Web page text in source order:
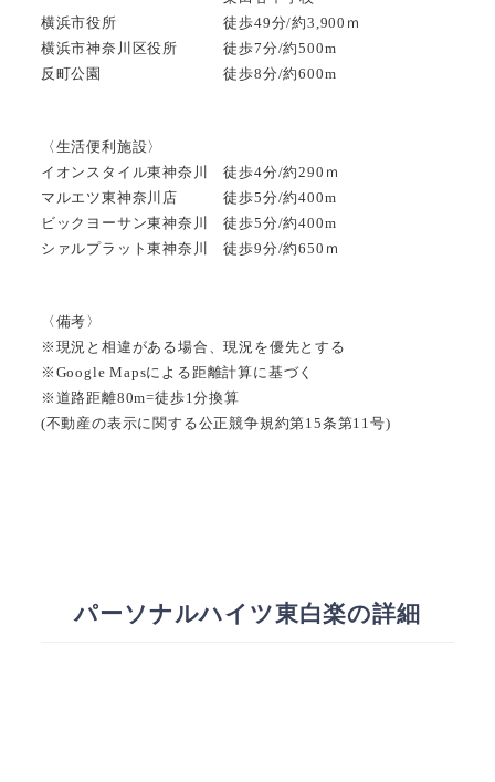
横浜市役所 徒歩49分/約3,900ｍ
横浜市神奈川区役所 徒歩7分/約500m
反町公園 徒歩8分/約600m
〈生活便利施設〉
イオンスタイル東神奈川 徒歩4分/約290ｍ
マルエツ東神奈川店 徒歩5分/約400m
ビックヨーサン東神奈川 徒歩5分/約400m
シァルプラット東神奈川 徒歩9分/約650ｍ
〈備考〉
※現況と相違がある場合、現況を優先とする
※Google Mapsによる距離計算に基づく
※道路距離80m=徒歩1分換算
(不動産の表示に関する公正競争規約第15条第11号)
パーソナルハイツ東白楽の詳細